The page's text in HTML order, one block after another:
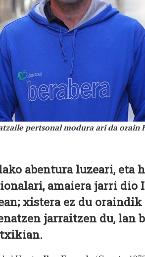
pertsonal modura ari da orain
abentura luzeari, eta
amaiera jarri dio
xistera ez du oraindik
jarraitzen du, lan